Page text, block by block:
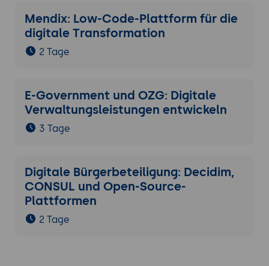
Mendix: Low-Code-Plattform für die
digitale Transformation
2 Tage
E-Government und OZG: Digitale
Verwaltungsleistungen entwickeln
3 Tage
Digitale Bürgerbeteiligung: Decidim,
CONSUL und Open-Source-
Plattformen
2 Tage